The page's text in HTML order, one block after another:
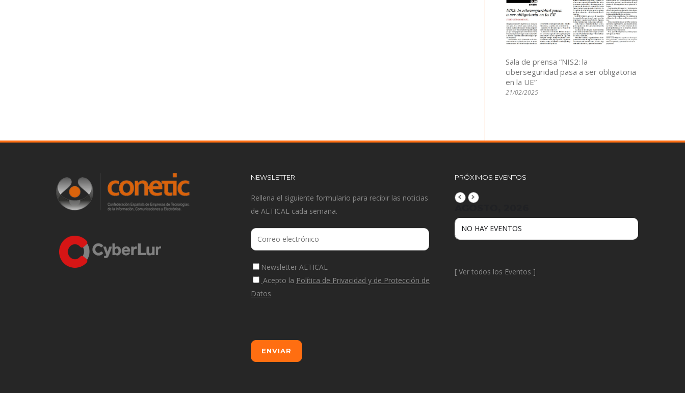
Sala de prensa “NIS2: la
ciberseguridad pasa a ser obligatoria
en la UE”
21/02/2025
NEWSLETTER
Rellena el siguiente formulario para recibir las noticias
de AETICAL cada semana.
Newsletter AETICAL
Acepto la Política de Privacidad y de Protección de
Datos
PRÓXIMOS EVENTOS
NO HAY EVENTOS
[ Ver todos los Eventos ]